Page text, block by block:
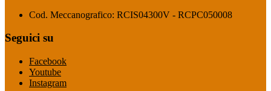
Cod. Meccanografico: RCIS04300V - RCPC050008
Seguici su
Facebook
Youtube
Instagram